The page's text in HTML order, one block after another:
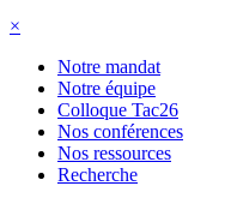
×
Notre mandat
Notre équipe
Colloque Tac26
Nos conférences
Nos ressources
Recherche